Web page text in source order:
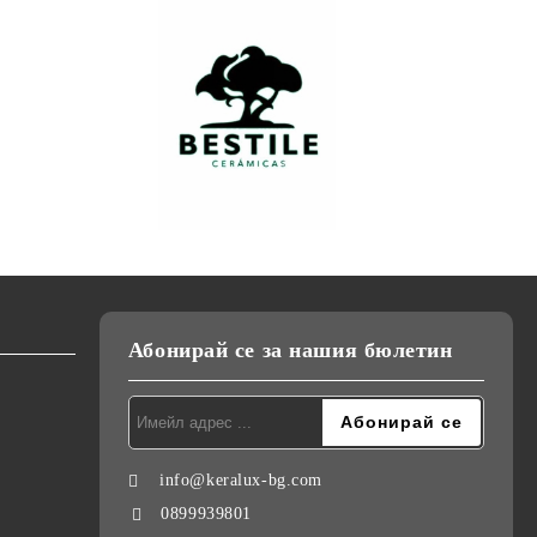
Абонирай се за нашия бюлетин
info@keralux-bg.com
0899939801